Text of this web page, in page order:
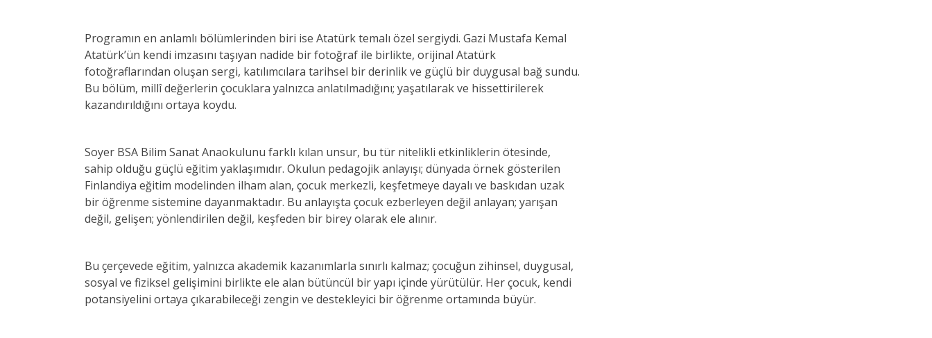
Programın en anlamlı bölümlerinden biri ise Atatürk temalı özel sergiydi. Gazi Mustafa Kemal
Atatürk’ün kendi imzasını taşıyan nadide bir fotoğraf ile birlikte, orijinal Atatürk
fotoğraflarından oluşan sergi, katılımcılara tarihsel bir derinlik ve güçlü bir duygusal bağ sundu.
Bu bölüm, millî değerlerin çocuklara yalnızca anlatılmadığını; yaşatılarak ve hissettirilerek
kazandırıldığını ortaya koydu.
Soyer BSA Bilim Sanat Anaokulunu farklı kılan unsur, bu tür nitelikli etkinliklerin ötesinde,
sahip olduğu güçlü eğitim yaklaşımıdır. Okulun pedagojik anlayışı; dünyada örnek gösterilen
Finlandiya eğitim modelinden ilham alan, çocuk merkezli, keşfetmeye dayalı ve baskıdan uzak
bir öğrenme sistemine dayanmaktadır. Bu anlayışta çocuk ezberleyen değil anlayan; yarışan
değil, gelişen; yönlendirilen değil, keşfeden bir birey olarak ele alınır.
Bu çerçevede eğitim, yalnızca akademik kazanımlarla sınırlı kalmaz; çocuğun zihinsel, duygusal,
sosyal ve fiziksel gelişimini birlikte ele alan bütüncül bir yapı içinde yürütülür. Her çocuk, kendi
potansiyelini ortaya çıkarabileceği zengin ve destekleyici bir öğrenme ortamında büyür.